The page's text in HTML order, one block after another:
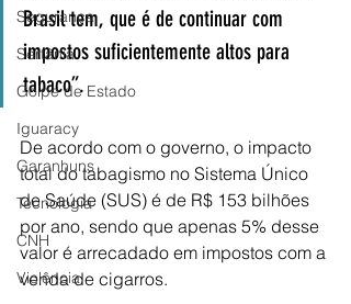
Segurança
Sertânia
Golpe de Estado
Iguaracy
Garanhuns
Tecnologia
CNH
Violência
Brasil tem, que é de continuar com
impostos suficientemente altos para
tabaco”.
De acordo com o governo, o impacto
total do tabagismo no Sistema Único
de Saúde (SUS) é de R$ 153 bilhões
por ano, sendo que apenas 5% desse
valor é arrecadado em impostos com a
venda de cigarros.